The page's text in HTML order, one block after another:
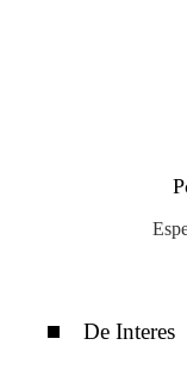
De Interes